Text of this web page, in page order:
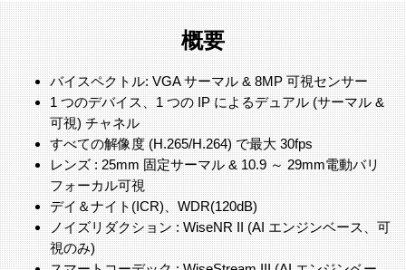
概要
バイスペクトル: VGA サーマル & 8MP 可視センサー
1 つのデバイス、1 つの IP によるデュアル (サーマル &
可視) チャネル
すべての解像度 (H.265/H.264) で最大 30fps
レンズ : 25mm 固定サーマル & 10.9 ～ 29mm電動バリ
フォーカル可視
デイ＆ナイト(ICR)、WDR(120dB)
ノイズリダクション : WiseNR II (AI エンジンベース、可
視のみ)